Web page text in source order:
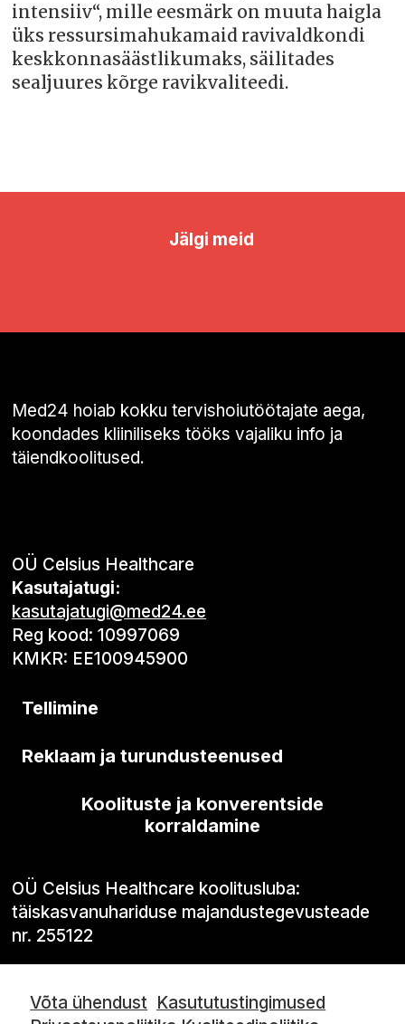
intensiiv“, mille eesmärk on muuta haigla
üks ressursimahukamaid ravivaldkondi
keskkonnasäästlikumaks, säilitades
sealjuures kõrge ravikvaliteedi.
Jälgi meid
Med24 hoiab kokku tervishoiutöötajate aega,
koondades kliiniliseks tööks vajaliku info ja
täiendkoolitused.
OÜ Celsius Healthcare
Kasutajatugi:
kasutajatugi@med24.ee
Reg kood: 10997069
KMKR: EE100945900
Tellimine
Reklaam ja turundusteenused
Koolituste ja konverentside
korraldamine
OÜ Celsius Healthcare koolitusluba:
täiskasvanuhariduse majandustegevusteade
nr. 255122
Võta ühendust Kasututustingimused